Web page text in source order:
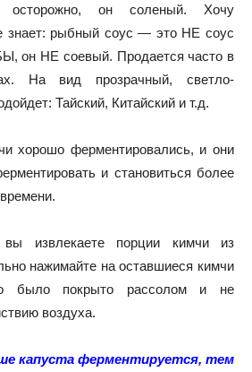
он соленый. Хочу
знает: рыбный соус — это НЕ соус
он НЕ соевый. Продается часто в
На вид прозрачный, светло-
Тайский, Китайский и т.д.
хорошо ферментировались, и они
и становиться более
вы извлекаете порции кимчи из
нажимайте на оставшиеся кимчи
было покрыто рассолом и не
воздуха.
капуста ферментируется, тем